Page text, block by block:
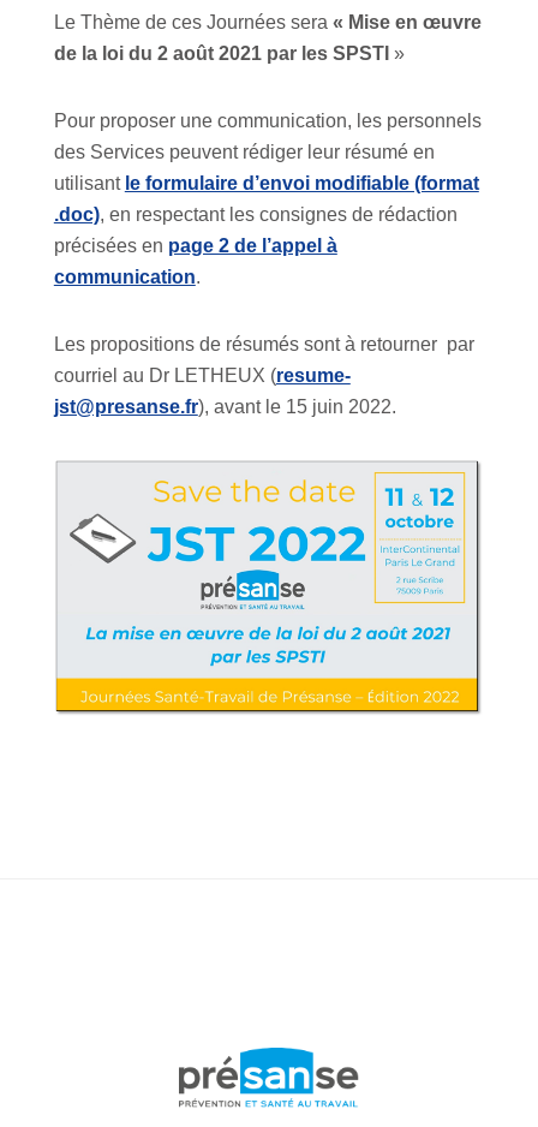
Le Thème de ces Journées sera « Mise en œuvre
de la loi du 2 août 2021 par les SPSTI »
Pour proposer une communication, les personnels
des Services peuvent rédiger leur résumé en
utilisant le formulaire d’envoi modifiable (format
.doc), en respectant les consignes de rédaction
précisées en page 2 de l’appel à
communication.
Les propositions de résumés sont à retourner par
courriel au Dr LETHEUX (resume-
jst@presanse.fr), avant le 15 juin 2022.